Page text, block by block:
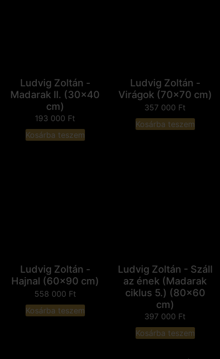
Ludvig Zoltán -
Madarak II. (30x40
cm)
193 000 Ft
Kosárba teszem
Ludvig Zoltán -
Virágok (70x70 cm)
357 000 Ft
Kosárba teszem
Ludvig Zoltán -
Hajnal (60x90 cm)
558 000 Ft
Kosárba teszem
Ludvig Zoltán - Száll
az ének (Madarak
ciklus 5.) (80x60
cm)
397 000 Ft
Kosárba teszem